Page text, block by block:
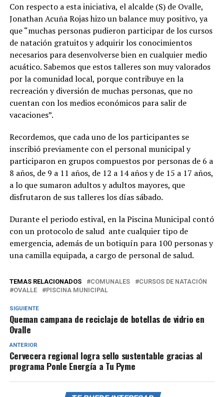
Con respecto a esta iniciativa, el alcalde (S) de Ovalle,
Jonathan Acuña Rojas hizo un balance muy positivo, ya
que “muchas personas pudieron participar de los cursos
de natación gratuitos y adquirir los conocimientos
necesarios para desenvolverse bien en cualquier medio
acuático. Sabemos que estos talleres son muy valorados
por la comunidad local, porque contribuye en la
recreación y diversión de muchas personas, que no
cuentan con los medios económicos para salir de
vacaciones”.
Recordemos, que cada uno de los participantes se
inscribió previamente con el personal municipal y
participaron en grupos compuestos por personas de 6 a
8 años, de 9 a 11 años, de 12 a 14 años y de 15 a 17 años,
a lo que sumaron adultos y adultos mayores, que
disfrutaron de sus talleres los días sábado.
Durante el periodo estival, en la Piscina Municipal contó
con un protocolo de salud ante cualquier tipo de
emergencia, además de un botiquín para 100 personas y
una camilla equipada, a cargo de personal de salud.
TEMAS RELACIONADOS COMUNALES
CURSOS DE NATACIÓN
OVALLE
PISCINA MUNICIPAL
SIGUIENTE
Queman campana de reciclaje de botellas de vidrio en
Ovalle
ANTERIOR
Cervecera regional logra sello sustentable gracias al
programa Ponle Energía a Tu Pyme